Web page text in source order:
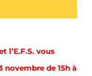
l’E.F.S. vous
de 15h à